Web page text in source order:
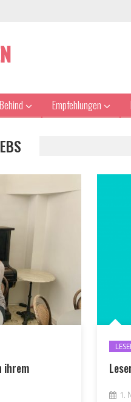
Behind Empfehlungen
ihrem
1.